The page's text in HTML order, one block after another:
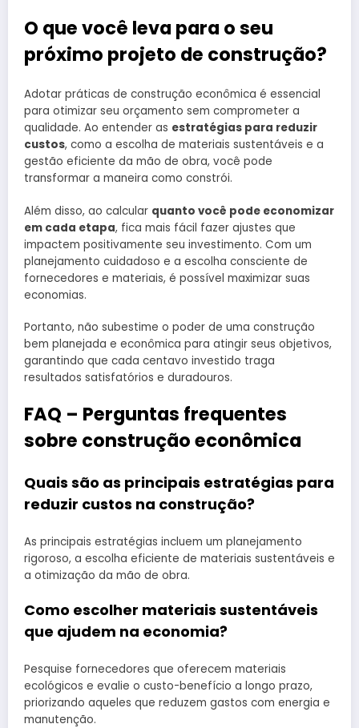
O que você leva para o seu
próximo projeto de construção?
Adotar práticas de construção econômica é essencial
para otimizar seu orçamento sem comprometer a
qualidade. Ao entender as estratégias para reduzir
custos, como a escolha de materiais sustentáveis e a
gestão eficiente da mão de obra, você pode
transformar a maneira como constrói.
Além disso, ao calcular quanto você pode economizar
em cada etapa, fica mais fácil fazer ajustes que
impactem positivamente seu investimento. Com um
planejamento cuidadoso e a escolha consciente de
fornecedores e materiais, é possível maximizar suas
economias.
Portanto, não subestime o poder de uma construção
bem planejada e econômica para atingir seus objetivos,
garantindo que cada centavo investido traga
resultados satisfatórios e duradouros.
FAQ – Perguntas frequentes
sobre construção econômica
Quais são as principais estratégias para
reduzir custos na construção?
As principais estratégias incluem um planejamento
rigoroso, a escolha eficiente de materiais sustentáveis e
a otimização da mão de obra.
Como escolher materiais sustentáveis
que ajudem na economia?
Pesquise fornecedores que oferecem materiais
ecológicos e evalie o custo-benefício a longo prazo,
priorizando aqueles que reduzem gastos com energia e
manutenção.